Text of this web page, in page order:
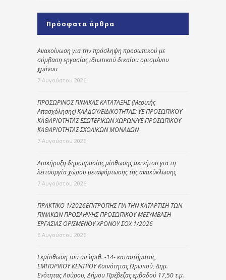
Πρόσφατα άρθρα
Ανακοίνωση για την πρόσληψη προσωπικού με
σύμβαση εργασίας ιδιωτικού δικαίου ορισμένου
χρόνου
7 Αυγούστου 2026
ΠΡΟΣΩΡΙΝΟΣ ΠΙΝΑΚΑΣ ΚΑΤΑΤΑΞΗΣ (Μερικής
Απασχόλησης) ΚΛΑΔΟΥ/ΕΙΔΙΚΟΤΗΤΑΣ: ΥΕ ΠΡΟΣΩΠΙΚΟΥ
ΚΑΘΑΡΙΟΤΗΤΑΣ ΕΣΩΤΕΡΙΚΩΝ ΧΩΡΩΝ/ΥΕ ΠΡΟΣΩΠΙΚΟΥ
ΚΑΘΑΡΙΟΤΗΤΑΣ ΣΧΟΛΙΚΩΝ ΜΟΝΑΔΩΝ
7 Αυγούστου 2026
Διακήρυξη δημοπρασίας μίσθωσης ακινήτου για τη
λειτουργία χώρου μεταφόρτωσης της ανακύκλωσης
7 Αυγούστου 2026
ΠΡΑΚΤΙΚΟ 1/2026ΕΠΙΤΡΟΠΗΣ ΓΙΑ ΤΗΝ ΚΑΤΑΡΤΙΣΗ ΤΩΝ
ΠΙΝΑΚΩΝ ΠΡΟΣΛΗΨΗΣ ΠΡΟΣΩΠΙΚΟΥ ΜΕΣΥΜΒΑΣΗ
ΕΡΓΑΣΙΑΣ ΟΡΙΣΜΕΝΟΥ ΧΡΟΝΟΥ ΣΟΧ 1/2026
6 Αυγούστου 2026
Εκμίσθωση του υπ΄ αριθ. -14- καταστήματος,
ΕΜΠΟΡΙΚΟΥ ΚΕΝΤΡΟΥ Κοινότητας Ωρωπού, Δημ.
Ενότητας Λούρου, Δήμου Πρέβεζας εμβαδού 17,50 τ.μ.